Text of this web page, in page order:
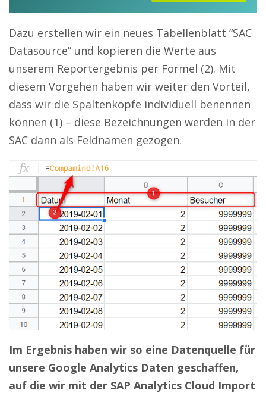
Dazu erstellen wir ein neues Tabellenblatt “SAC
Datasource” und kopieren die Werte aus
unserem Reportergebnis per Formel (2). Mit
diesem Vorgehen haben wir weiter den Vorteil,
dass wir die Spaltenköpfe individuell benennen
können (1) – diese Bezeichnungen werden in der
SAC dann als Feldnamen gezogen.
Im Ergebnis haben wir so eine Datenquelle für
unsere Google Analytics Daten geschaffen,
auf die wir mit der SAP Analytics Cloud Import